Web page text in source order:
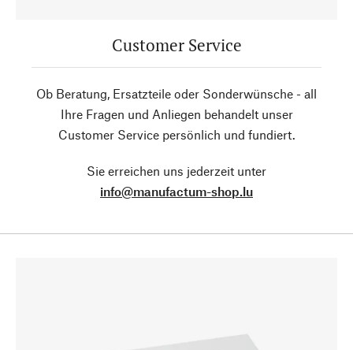
Customer Service
Ob Beratung, Ersatzteile oder Sonderwünsche - all
Ihre Fragen und Anliegen behandelt unser
Customer Service persönlich und fundiert.
Sie erreichen uns jederzeit unter
info@manufactum-shop.lu